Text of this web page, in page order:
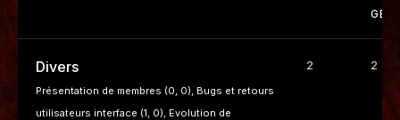
GES
Divers
Présentation de membres (0, 0) Bugs et retours
utilisateurs interface (1, 0) Evolution de
2 2